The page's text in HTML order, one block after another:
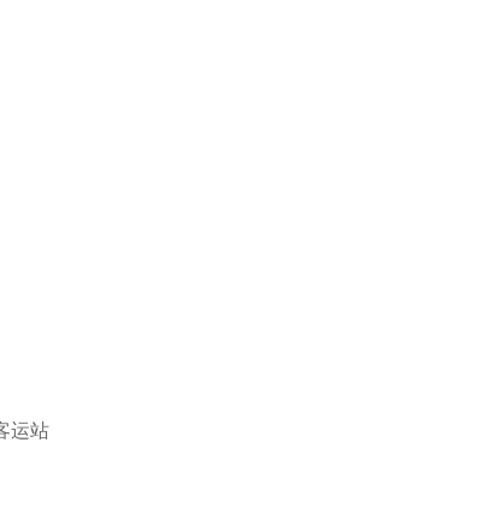
司
运站